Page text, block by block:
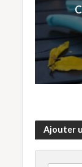
Ajouter